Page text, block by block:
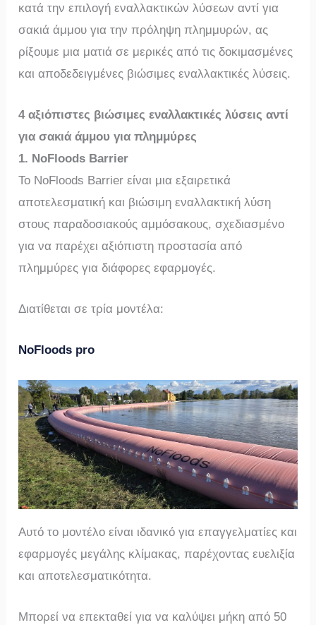
κατά την επιλογή εναλλακτικών λύσεων αντί για
σακιά άμμου για την πρόληψη πλημμυρών, ας
ρίξουμε μια ματιά σε μερικές από τις δοκιμασμένες
και αποδεδειγμένες βιώσιμες εναλλακτικές λύσεις.
4 αξιόπιστες βιώσιμες εναλλακτικές λύσεις αντί
για σακιά άμμου για πλημμύρες
1. NoFloods Barrier
Το NoFloods Barrier είναι μια εξαιρετικά
αποτελεσματική και βιώσιμη εναλλακτική λύση
στους παραδοσιακούς αμμόσακους, σχεδιασμένο
για να παρέχει αξιόπιστη προστασία από
πλημμύρες για διάφορες εφαρμογές.
Διατίθεται σε τρία μοντέλα:
NoFloods pro
Αυτό το μοντέλο είναι ιδανικό για επαγγελματίες και
εφαρμογές μεγάλης κλίμακας, παρέχοντας ευελιξία
και αποτελεσματικότητα.
Μπορεί να επεκταθεί για να καλύψει μήκη από 50